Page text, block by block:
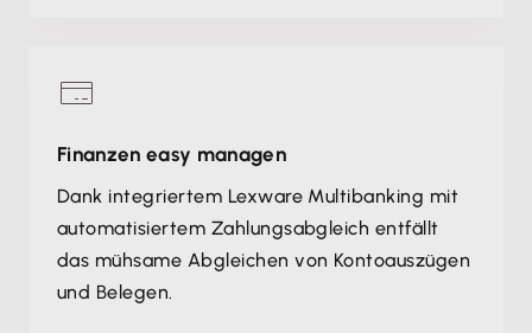
Finanzen easy managen
Dank integriertem Lexware Multibanking mit
automatisiertem Zahlungsabgleich entfällt
das mühsame Abgleichen von Kontoauszügen
und Belegen.